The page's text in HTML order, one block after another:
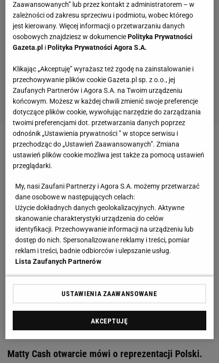
Zobacz wideoProbierz i Zieliński reagują na debiut
Oyedele w reprezentacji Polski
Sprawa jest skomplikowana. Do tej pory 27-latek w
barwach narodowych nie zachwycał, ale mimo
wszystko prezentuje poziom sportowy uprawniający
go do gry w kadrze. Oczywiście o ile nie doskwierają
mu kontuzje, w tym sezonie już z tego powodu
pauzował.Niemałym kłopotem jest też jego słaba
gada po angielsku, więc raczej z tym nie ma
problemu. Czy mógłby coś więcej zrobić w tym
Świderski. W końcu Cash zabrał głos.
Matty Cash otwarcie mówi o reprezentacji Polski.
Zaawansowanych” lub przez kontakt z administratorem – w
zależności od zakresu sprzeciwu i podmiotu, wobec którego
jest kierowany. Więcej informacji o przetwarzaniu danych
osobowych znajdziesz w dokumenciePolityka Prywatności
Gazeta.pl iPolityka Prywatności Agora S.A.
Klikając „Akceptuję” wyrażasz też zgodę na zainstalowanie i
przechowywanie plików cookie Gazeta.pl sp. z o.o., jej
Zaufanych Partnerów i Agora S.A. na Twoim urządzeniu
końcowym. Możesz w każdej chwili zmienić swoje preferencje
dotyczące plików cookie, wywołując narzędzie do zarządzania
twoimi preferencjami dot. przetwarzania danych poprzez
odnośnik „Ustawienia prywatności ” w stopce serwisu i
przechodząc do „Ustawień Zaawansowanych”. Zmiana
ustawień plików cookie możliwa jest także za pomocą ustawień
przeglądarki.
My, nasi Zaufani Partnerzy i Agora S.A. możemy przetwarzać
dane osobowe w następujących celach:
Użycie dokładnych danych geolokalizacyjnych. Aktywne
skanowanie charakterystyki urządzenia do celów
identyfikacji. Przechowywanie informacji na urządzeniu lub
dostęp do nich. Spersonalizowane reklamy i treści, pomiar
reklam i treści, badnie odbiorców i ulepszanie usług.
Lista Zaufanych Partnerów
USTAWIENIA ZAAWANSOWANE
AKCEPTUJĘ